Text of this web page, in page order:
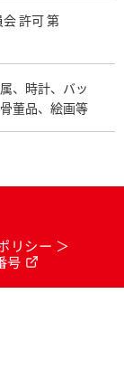
許可 第
、時計、バッ
董品、絵画等
リシー
号